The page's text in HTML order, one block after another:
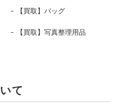
【買取】バッグ
【買取】写真整理用品
て